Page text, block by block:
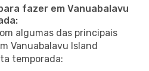
fazer em Vanuabalavu
algumas das principais
Vanuabalavu Island
temporada: